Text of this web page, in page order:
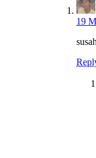
19